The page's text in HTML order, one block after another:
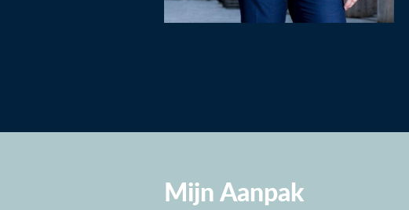
Mijn Aanpak